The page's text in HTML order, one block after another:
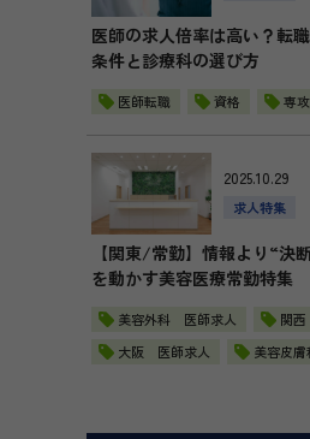
医師の求人倍率は高い？転
条件と診療科の選び方
医師転職 資格 専
2025.10.29
求人特集
【関東/常勤】情報より“決
を動かす美容医療常勤特集
美容外科 医師求人
関
大阪 医師求人
美容皮膚